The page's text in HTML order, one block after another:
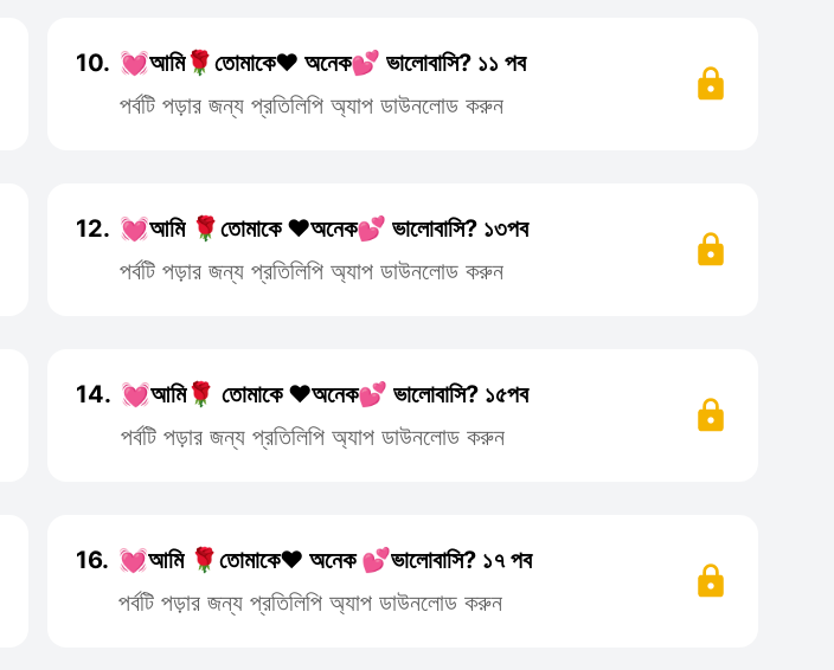
10. 💓আমি🌹তোমাকে❤️ অনেক💕 ভালোবাসি? ১১ পব
পর্বটি পড়ার জন্য প্রতিলিপি অ্যাপ ডাউনলোড করুন
12. 💓আমি 🌹তোমাকে ❤️অনেক💕 ভালোবাসি? ১৩পব
পর্বটি পড়ার জন্য প্রতিলিপি অ্যাপ ডাউনলোড করুন
14. 💓আমি🌹 তোমাকে ❤️অনেক💕 ভালোবাসি? ১৫পব
পর্বটি পড়ার জন্য প্রতিলিপি অ্যাপ ডাউনলোড করুন
16. 💓আমি 🌹তোমাকে❤️ অনেক 💕ভালোবাসি? ১৭ পব
পর্বটি পড়ার জন্য প্রতিলিপি অ্যাপ ডাউনলোড করুন